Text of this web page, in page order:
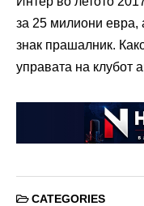
за 25 милиони евра,
знак прашалник.
управата на клубот
CATEGORIES